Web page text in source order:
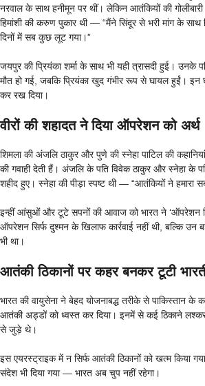
नरवाल के साथ हनीमून पर थीं। लेकिन आतंकियों की
हिमांशी की करुण पुकार थी — “मैंने सिंदूर से भरी मांग के साथ
दिनों में सब कुछ लूट गया।”
जयपुर की प्रियंका शर्मा के साथ भी यही त्रासदी हुई। उनके
मौत हो गई, जबकि प्रियंका खुद गंभीर रूप से घायल हुईं।
कर रख दिया।
वीरों की शहादत ने दिया ऑपरेशन को अर्थ
शिमला की अंजलि ठाकुर और पुणे की स्नेहा पाटिल की
की गवाही देती हैं। अंजलि के पति विवेक ठाकुर और स्नेहा के
शहीद हुए। स्नेहा की पीड़ा स्पष्ट थी — “आतंकियों ने हमारा
इन्हीं आंसुओं और टूटे सपनों की आवाज को भारत ने ‘ऑपरेशन
ऑपरेशन सिर्फ दुश्मन के खिलाफ कार्रवाई नहीं थी, बल्कि उन
भी था।
आतंकी ठिकानों पर कहर बनकर टूटी
भारत की वायुसेना ने बेहद योजनाबद्ध तरीके से पाकिस्तान के
आतंकी अड्डों को ध्वस्त कर दिया। इनमें से कई ठिकाने
से जुड़े थे।
इस एयरस्ट्राइक में न सिर्फ आतंकी ठिकानों को खत्म किया
संदेश भी दिया गया — भारत अब चुप नहीं रहेगा।